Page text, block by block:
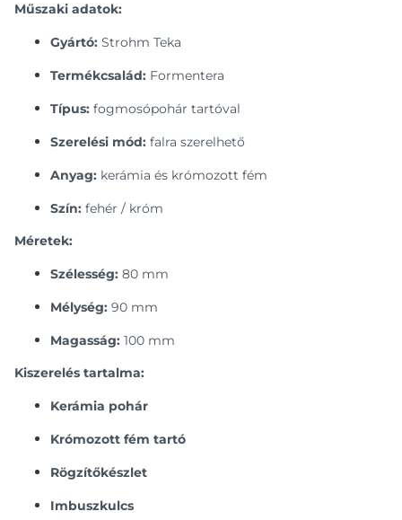
Műszaki adatok:
Gyártó: Strohm Teka
Termékcsalád: Formentera
Típus: fogmosópohár tartóval
Szerelési mód: falra szerelhető
Anyag: kerámia és krómozott fém
Szín: fehér / króm
Méretek:
Szélesség: 80 mm
Mélység: 90 mm
Magasság: 100 mm
Kiszerelés tartalma:
Kerámia pohár
Krómozott fém tartó
Rögzítőkészlet
Imbuszkulcs